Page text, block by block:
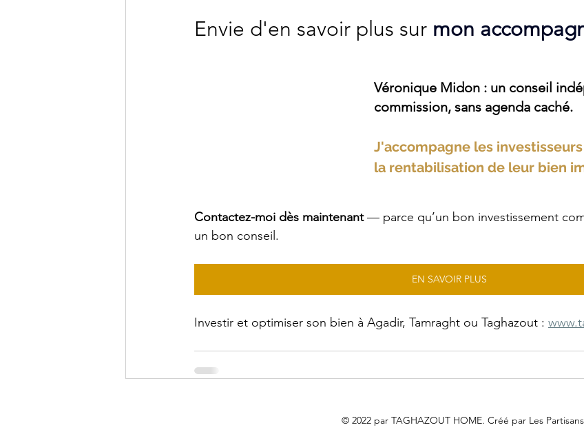
Envie d'en savoir plus sur mon
Véronique Midon : un conseil
commission, sans agenda caché.
J'accompagne les
la rentabilisation de leur bien
Contactez-moi dès maintenant — parce qu’un bon investissement
un bon conseil.
EN SAVOIR PLUS
Investir et optimiser son bien à Agadir, Tamraght ou Taghazout :
© 2022 par TAGHAZOUT HOME. Créé par Les Partisans